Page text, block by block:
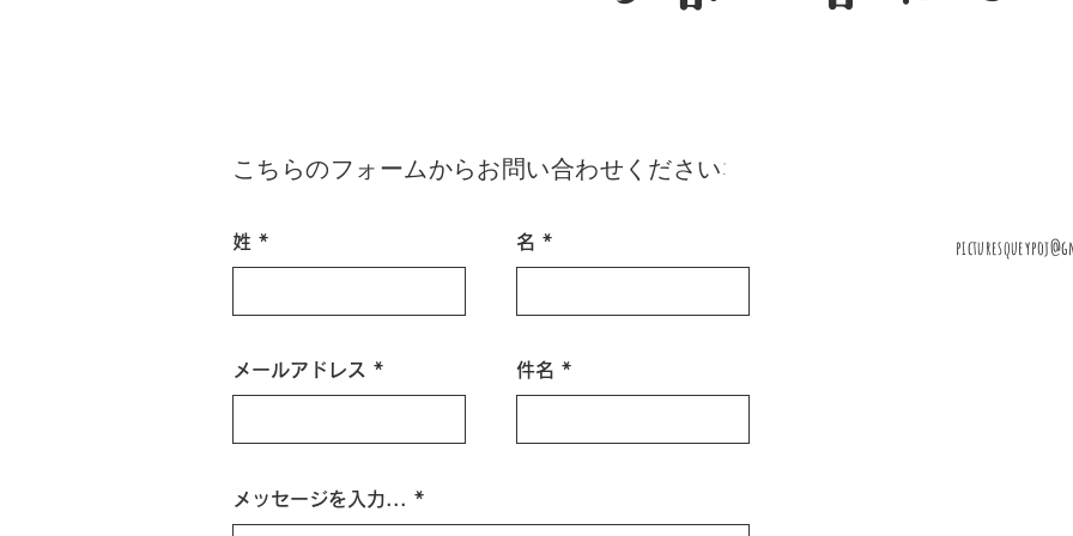
こちらのフォームからお問い合わせください:
姓 名
メールアドレス 件名
メッセージを入力...